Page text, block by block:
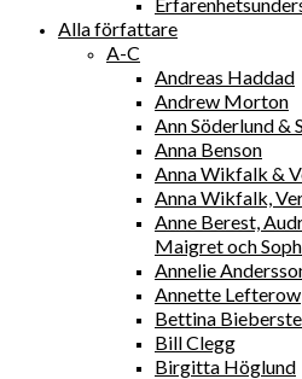
Alla författare
A-C
Andreas Haddad
Andrew Morton
Ann Söderlund &
Anna Benson
Anna Wikfalk &
Anna Wikfalk,
Anne Berest,
Maigret och
Annelie
Annette Lefterow
Bettina
Bill Clegg
Birgitta Höglund